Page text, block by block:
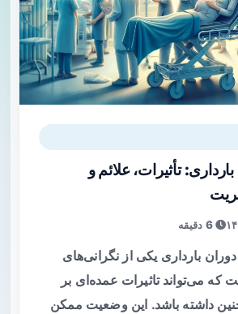
تأثیرات، علائم و
6 دقیقه
بارداری یکی از نگرانی‌های
می‌تواند تاثیرات عمده‌ای بر
داشته باشد. این وضعیت ممکن